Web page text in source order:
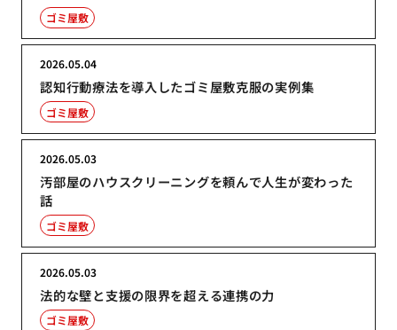
ゴミ屋敷
認知行動療法を導入したゴミ屋敷克服の実例集
2026.05.04
ゴミ屋敷
汚部屋のハウスクリーニングを頼んで人生が変わった
話
2026.05.03
ゴミ屋敷
法的な壁と支援の限界を超える連携の力
2026.05.03
ゴミ屋敷